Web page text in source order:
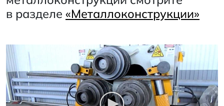
в разделе «Металлоконструкции»